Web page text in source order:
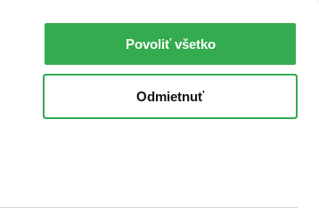
Povoliť všetko
Odmietnuť